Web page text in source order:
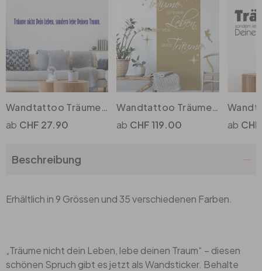
Wandtattoo Träume nicht Dein Leben... 1
CHF 27.90
Wandtattoo Träume nicht dein Leben... Banner
CHF 119.00
Beschreibung
Erhältlich in 9 Grössen und 35 verschiedenen Farben.
„Träume nicht dein Leben, lebe deinen Traum“ – diesen
schönen Spruch gibt es jetzt als Wandsticker. Behalte